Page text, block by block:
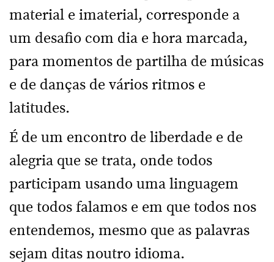
material e imaterial, corresponde a
um desafio com dia e hora marcada,
para momentos de partilha de músicas
e de danças de vários ritmos e
latitudes.
É de um encontro de liberdade e de
alegria que se trata, onde todos
participam usando uma linguagem
que todos falamos e em que todos nos
entendemos, mesmo que as palavras
sejam ditas noutro idioma.